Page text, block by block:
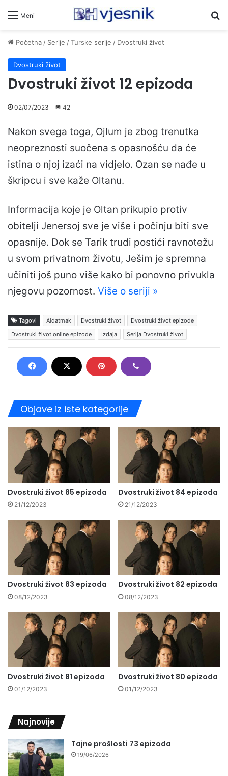
Meni
Početna/ Serije /Turske serije / Dvostruki život
Dvostruki život
Dvostruki život 12 epizoda
02/07/2023 42
Nakon svega toga, Ojlum je zbog trenutka
neopreznosti suočena s opasnošću da će
istina o njoj izaći na vidjelo. Ozan se nađe u
škripcu i sve kaže Oltanu.
Informacija koje je Oltan prikupio protiv
obitelji Jenersoj sve je više i počinju biti sve
opasnije. Dok se Tarik trudi postići ravnotežu
u svom privatnom životu, Ješim je spremna
učiniti još puno više kako bi ponovno privukla
njegovu pozornost. Više o seriji »
Tagovi Aldatmak Dvostruki život
Dvostruki život epizode
Dvostruki život online epizode
Izdaja Serija Dvostruki život
Objave iz iste kategorije
Dvostruki život 85 epizoda
21/12/2023
Dvostruki život 84 epizoda
21/12/2023
Dvostruki život 83 epizoda
08/12/2023
Dvostruki život 82 epizoda
08/12/2023
Dvostruki život 81 epizoda
01/12/2023
Dvostruki život 80 epizoda
01/12/2023
Najnovije
Tajne prošlosti 73 epizoda
19/06/2026